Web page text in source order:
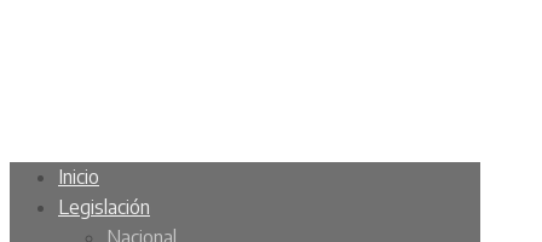
Inicio
Legislación
Nacional